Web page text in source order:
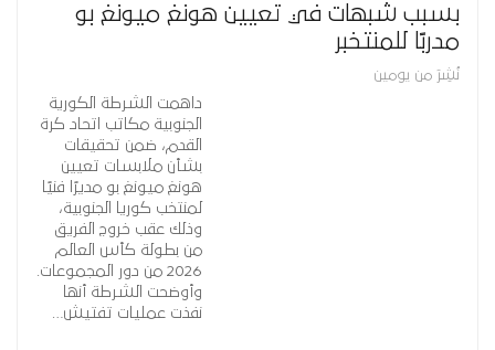
بسبب شبهات في تعيين هونغ ميونغ بو
مدربًا للمنتخبر
نُشِرَ من يومين
داهمت الشرطة الكورية
الجنوبية مكاتب اتحاد كرة
القدم، ضمن تحقيقات
بشأن ملابسات تعيين
هونغ ميونغ بو مديرًا فنيًا
لمنتخب كوريا الجنوبية،
وذلك عقب خروج الفريق
من بطولة كأس العالم
2026 من دور المجموعات.
وأوضحت الشرطة أنها
نفذت عمليات تفتيش…